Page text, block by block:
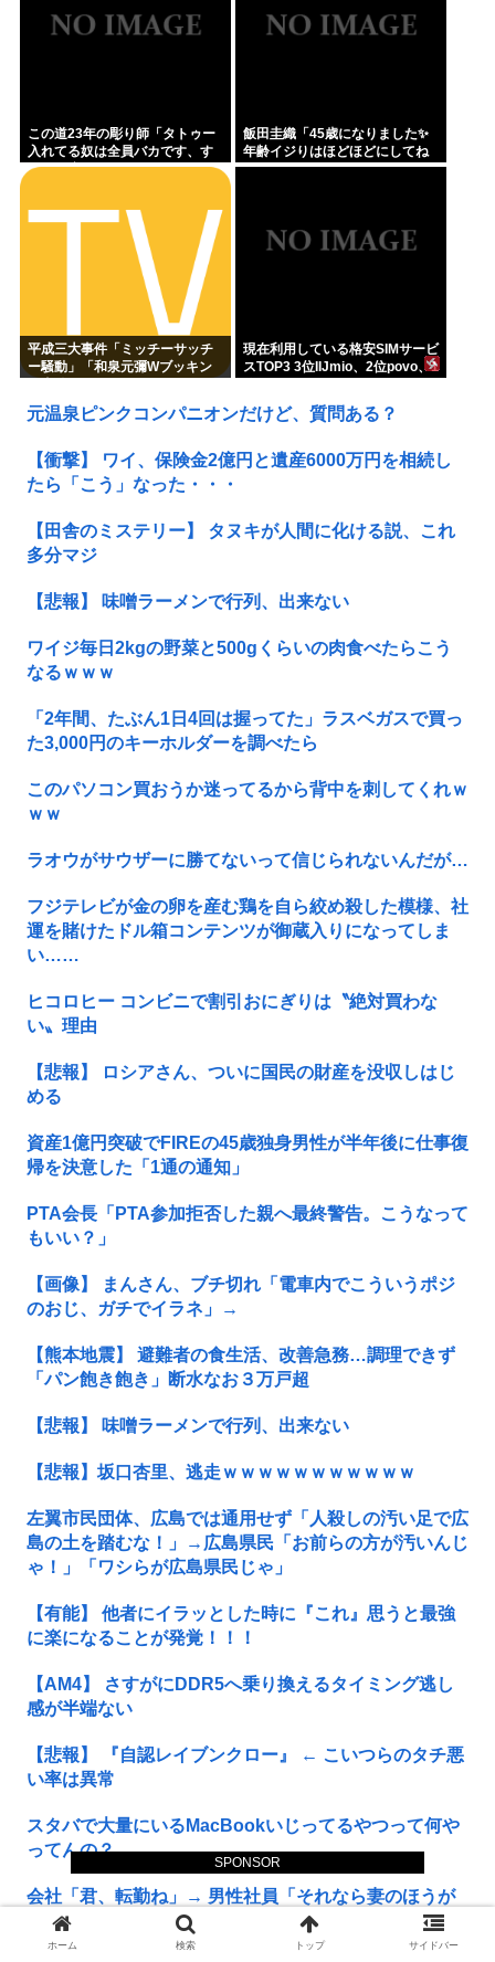
SPONSOR
この道23年の彫り師「タトゥー
入れてる奴は全員バカです、す
ごい民度低い」
飯田圭織「45歳になりました✨
年齢イジりはほどほどにしてね
」
平成三大事件「ミッチーサッチ
ー騒動」「和泉元彌Wブッキン
現在利用している格安SIMサービ
スTOP3 3位IIJmio、2位povo、1
元温泉ピンクコンパニオンだけど、質問ある？
【衝撃】 ワイ、保険金2億円と遺産6000万円を相続し
たら「こう」なった・・・
【田舎のミステリー】 タヌキが人間に化ける説、これ
多分マジ
【悲報】 味噌ラーメンで行列、出来ない
ワイジ毎日2kgの野菜と500gくらいの肉食べたらこう
なるｗｗｗ
「2年間、たぶん1日4回は握ってた」ラスベガスで買っ
た3,000円のキーホルダーを調べたら
このパソコン買おうか迷ってるから背中を刺してくれｗ
ｗｗ
ラオウがサウザーに勝てないって信じられないんだが…
フジテレビが金の卵を産む鶏を自ら絞め殺した模様、社
運を賭けたドル箱コンテンツが御蔵入りになってしま
い……
ヒコロヒー コンビニで割引おにぎりは〝絶対買わな
い〟理由
【悲報】 ロシアさん、ついに国民の財産を没収しはじ
める
資産1億円突破でFIREの45歳独身男性が半年後に仕事復
帰を決意した「1通の通知」
PTA会長「PTA参加拒否した親へ最終警告。こうなって
もいい？」
【画像】 まんさん、ブチ切れ「電車内でこういうポジ
のおじ、ガチでイラネ」→
【熊本地震】 避難者の食生活、改善急務…調理できず
「パン飽き飽き」断水なお３万戸超
【悲報】 味噌ラーメンで行列、出来ない
【悲報】坂口杏里、逃走ｗｗｗｗｗｗｗｗｗｗｗ
左翼市民団体、広島では通用せず「人殺しの汚い足で広
島の土を踏むな！」→広島県民「お前らの方が汚いんじ
ゃ！」「ワシらが広島県民じゃ」
【有能】 他者にイラッとした時に『これ』思うと最強
に楽になることが発覚！！！
【AM4】 さすがにDDR5へ乗り換えるタイミング逃し
感が半端ない
【悲報】 『自認レイブンクロー』 ← こいつらのタチ悪
い率は異常
スタバで大量にいるMacBookいじってるやつって何や
ってんの？
会社「君、転勤ね」→ 男性社員「それなら妻のほうが
稼ぎいいんで辞めます」⇒ 結果・・・
ホーム 検索 トップ サイドバー